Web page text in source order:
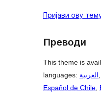
Пријави ову
Преводи
This theme is
languages: العربية,
Español de Chile,